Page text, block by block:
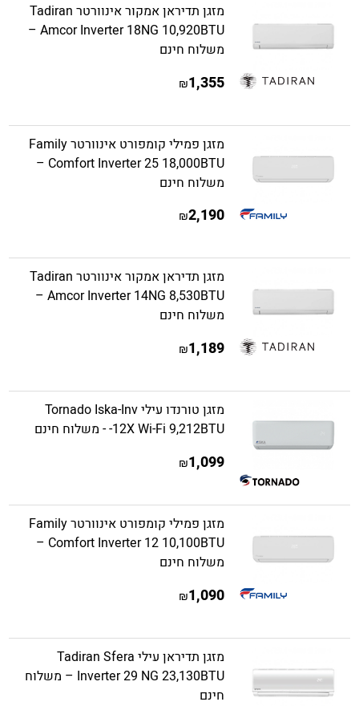
מזגן תדיראן אמקור אינוורטר Tadiran
Amcor Inverter 18NG 10,920BTU –
משלוח חינם
1,355
₪
מזגן פמילי קומפורט אינוורטר Family
Comfort Inverter 25 18,000BTU –
משלוח חינם
2,190
₪
מזגן תדיראן אמקור אינוורטר Tadiran
Amcor Inverter 14NG 8,530BTU –
משלוח חינם
1,189
₪
מזגן טורנדו עילי Tornado Iska-Inv
-12X Wi-Fi 9,212BTU - משלוח חינם
1,099
₪
מזגן פמילי קומפורט אינוורטר Family
Comfort Inverter 12 10,100BTU –
משלוח חינם
1,090
₪
מזגן תדיראן עילי Tadiran Sfera
Inverter 29 NG 23,130BTU – משלוח
חינם